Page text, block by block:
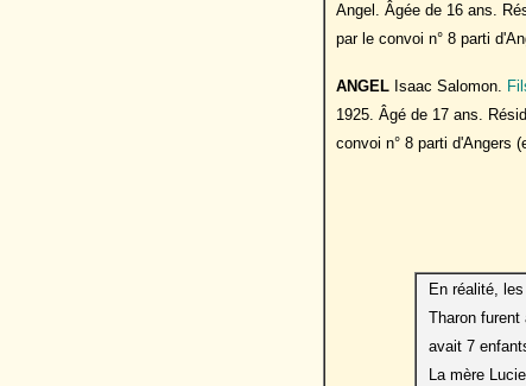
Angel. Âgée de 16 ans.
par le convoi n° 8 parti
ANGEL Isaac Salomon.
1925. Âgé de 17 ans.
convoi n° 8 parti d'Angers
En réalité,
Tharon
avait 7
La mère